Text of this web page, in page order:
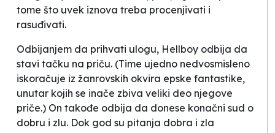
tome što uvek iznova treba procenjivati i
rasuđivati.
Odbijanjem da prihvati ulogu, Hellboy odbija da
stavi tačku na priču. (Time ujedno nedvosmisleno
iskoračuje iz žanrovskih okvira epske fantastike,
unutar kojih se inače zbiva veliki deo njegove
priče.) On takođe odbija da donese konačni sud o
dobru i zlu. Dok god su pitanja dobra i zla